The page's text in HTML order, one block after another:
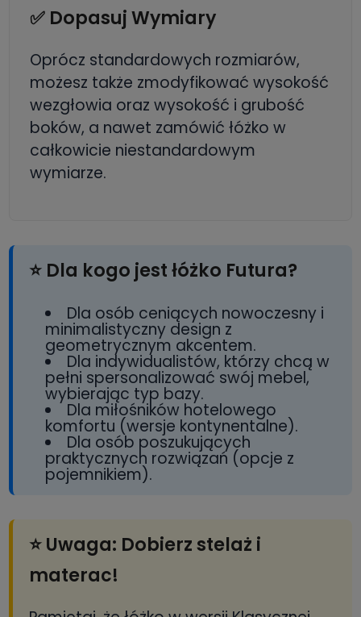
✅ Dopasuj Wymiary
Oprócz standardowych rozmiarów,
możesz także zmodyfikować wysokość
wezgłowia oraz wysokość i grubość
boków, a nawet zamówić łóżko w
całkowicie niestandardowym
wymiarze.
⭐ Dla kogo jest łóżko Futura?
Dla osób ceniących nowoczesny i
minimalistyczny design z
geometrycznym akcentem.
Dla indywidualistów, którzy chcą w
pełni spersonalizować swój mebel,
wybierając typ bazy.
Dla miłośników hotelowego
komfortu (wersje kontynentalne).
Dla osób poszukujących
praktycznych rozwiązań (opcje z
pojemnikiem).
⭐ Uwaga: Dobierz stelaż i
materac!